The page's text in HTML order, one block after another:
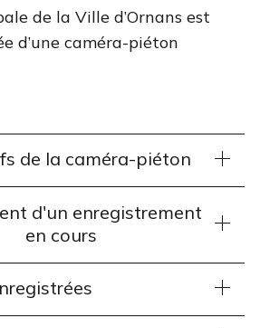
de la Ville d’Ornans est
d’une caméra-piéton
de la caméra-piéton
d'un enregistrement
en cours